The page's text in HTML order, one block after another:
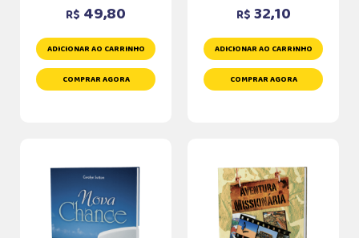
R$ 49,80
ADICIONAR AO CARRINHO
COMPRAR AGORA
R$ 32,10
ADICIONAR AO CARRINHO
COMPRAR AGORA